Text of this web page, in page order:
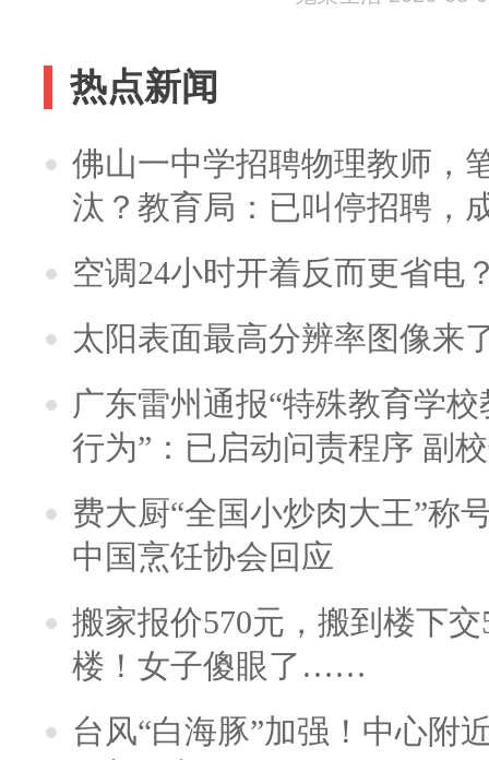
热点新闻
佛山一中学招聘物理教师，
汰？教育局：已叫停招聘，
空调24小时开着反而更省电
太阳表面最高分辨率图像来
广东雷州通报“特殊教育学
行为”：已启动问责程序 副
费大厨“全国小炒肉大王”称
中国烹饪协会回应
搬家报价570元，搬到楼下
楼！女子傻眼了……
台风“白海豚”加强！中心附